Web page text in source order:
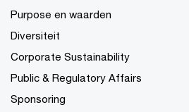
Purpose en waarden
Diversiteit
Corporate Sustainability
Public & Regulatory Affairs
Sponsoring